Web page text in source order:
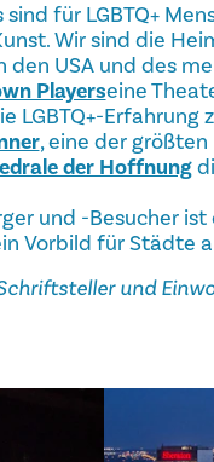
für LGBTQ+
Wir sind die
USA und des
Playerseine
LGBTQ+-Erfahrung
, eine der größten
der Hoffnung
und -Besucher
Vorbild für Städte
und